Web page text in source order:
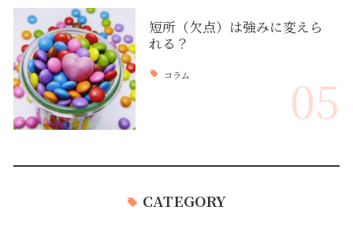
短所（欠点）は強みに変えら
れる？
コラム 05
CATEGORY